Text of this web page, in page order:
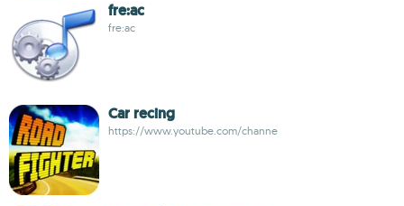
fre:ac
fre:ac
Car recing
https://www.youtube.com/channe